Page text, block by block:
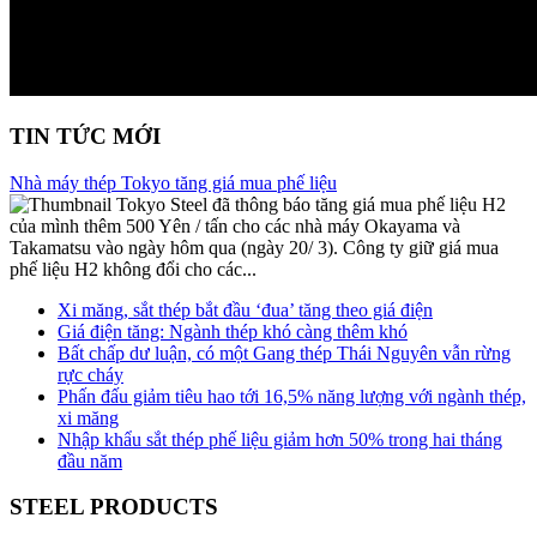
TIN TỨC MỚI
Nhà máy thép Tokyo tăng giá mua phế liệu
Tokyo Steel đã thông báo tăng giá mua phế liệu H2
của mình thêm 500 Yên / tấn cho các nhà máy Okayama và
Takamatsu vào ngày hôm qua (ngày 20/ 3). Công ty giữ giá mua
phế liệu H2 không đổi cho các...
Xi măng, sắt thép bắt đầu ‘đua’ tăng theo giá điện
Giá điện tăng: Ngành thép khó càng thêm khó
Bất chấp dư luận, có một Gang thép Thái Nguyên vẫn rừng
rực cháy
Phấn đấu giảm tiêu hao tới 16,5% năng lượng với ngành thép,
xi măng
Nhập khẩu sắt thép phế liệu giảm hơn 50% trong hai tháng
đầu năm
STEEL PRODUCTS